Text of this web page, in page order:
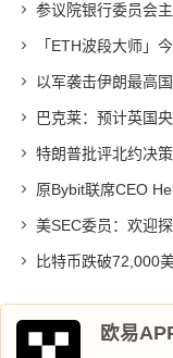
参议院银行委员会
「ETH波段大师」
以军袭击伊朗最高
巴克莱：预计英国
特朗普批评北约决
原Bybit联席CEO
美SEC委员：欢迎
比特币跌破72,000
欧易